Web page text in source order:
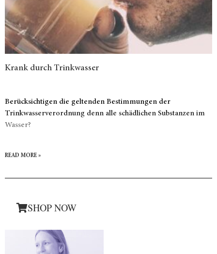
Krank durch Trinkwasser
Berücksichtigen die geltenden Bestimmungen der
Trinkwasserverordnung denn alle schädlichen Substanzen im
Wasser?
READ MORE »
SHOP NOW